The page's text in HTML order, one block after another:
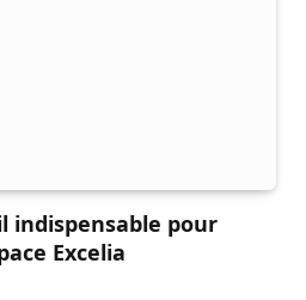
indispensable pour
Excelia